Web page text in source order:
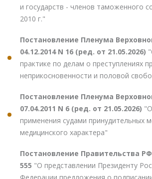
и государств - членов таможенного
2010 г."
Постановление Пленума
04.12.2014 N 16 (ред. от 21.05.2026)
практике по делам о преступлениях
неприкосновенности и половой
Постановление Пленума
07.04.2011 N 6 (ред. от 21.05.2026)
применения судами принудительных
медицинского характера"
Постановление Правительства РФ
555 "О представлении Президенту